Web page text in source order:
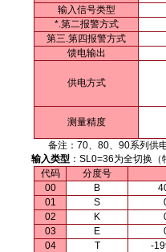
输入信号类型
*.第二报警方式
第三.第四报警方式
馈电输出
供电方式
测量精度
备注：70、80、90系列供电
输入类型：SL0=36为全切换（
代码
分度号
00
B
01
S
02
K
03
E
04
T
-